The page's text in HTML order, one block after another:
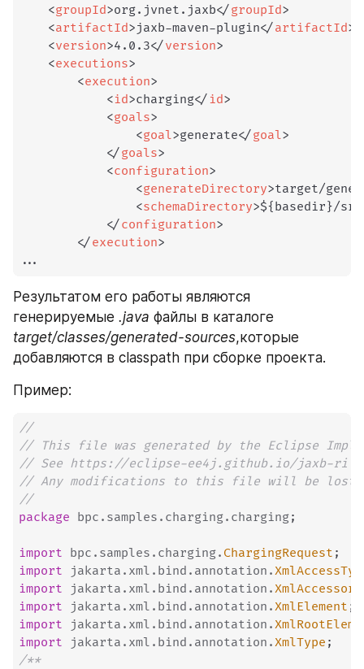
<groupId>org.jvnet.jaxb</groupId>
<artifactId>jaxb-maven-plugin</artifactId>
<version>4.0.3</version>
<executions>
<execution>
<id>charging</id>
<goals>
<goal>generate</goal>
</goals>
<configuration>
<generateDirectory>target/
<schemaDirectory>${basedir}/
</configuration>
</execution>
...
Результатом его работы являются
генерируемые .java
target/classes/generated-sources,которые
добавляются в classpath при сборке проекта.
Пример:
//
// This file was generated by the Eclipse
// See https://eclipse-ee4j.github.io/jaxb-ri
// Any modifications to this file will be lost
//
package bpc . samples . charging. charging;
import bpc . samples . charging. ChargingRequest ;
import
jakarta . xml . bind . annotation .
import
jakarta . xml . bind . annotation .
import
jakarta . xml . bind . annotation .XmlElement ;
import
jakarta . xml . bind . annotation .
import
jakarta . xml . bind . annotation .XmlType ;
/**